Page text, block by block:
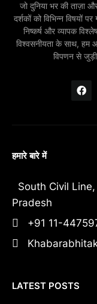
जो दुनिया भर की ताज़ा
दर्शकों को विभिन्न विषयों
निष्कर्ष और व्यापक
विश्वसनीयता के साथ, हम
विपणन से जुड़ी
हमारे बारे में
South Civil
Pradesh
+91 11-
LATEST POSTS